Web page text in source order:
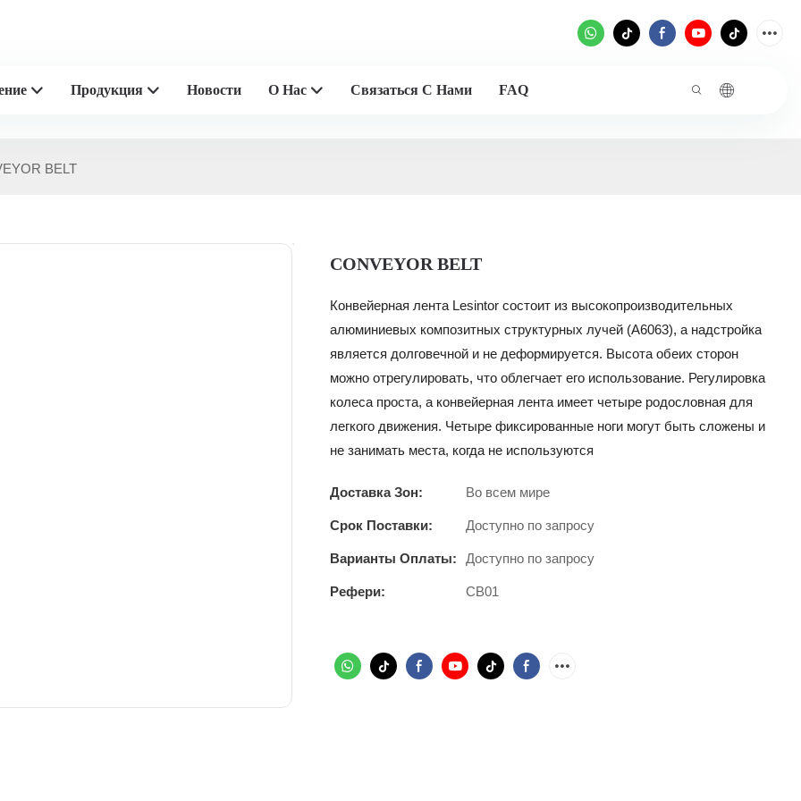
Продукция Новости О Нас Связаться С Нами FAQ
BELT
CONVEYOR BELT
Конвейерная лента Lesintor состоит из высокопроизводительных
алюминиевых композитных структурных лучей (A6063), а надстройка
является долговечной и не деформируется. Высота обеих сторон
можно отрегулировать, что облегчает его использование. Регулировка
колеса проста, а конвейерная лента имеет четыре родословная для
легкого движения. Четыре фиксированные ноги могут быть сложены и
не занимать места, когда не используются
Доставка Зон: Во всем мире
Срок Поставки: Доступно по запросу
Варианты Оплаты: Доступно по запросу
Рефери: CB01